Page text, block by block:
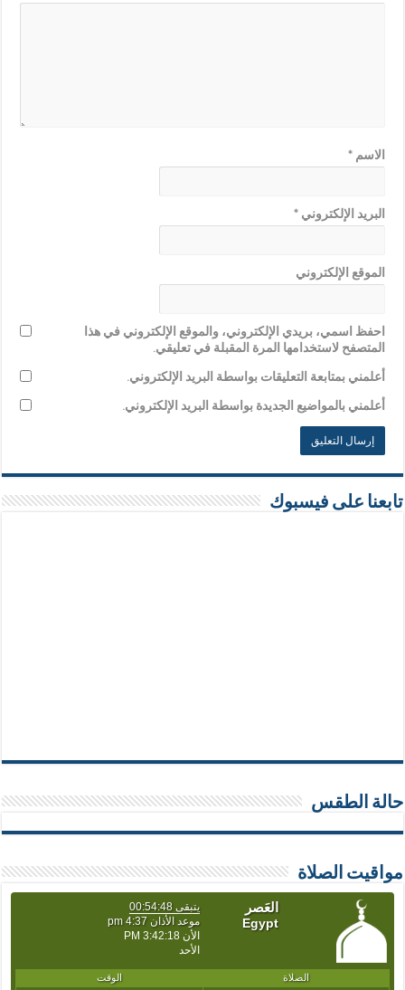
الاسم*
البريد الإلكتروني*
الموقع الإلكتروني
احفظ اسمي، بريدي الإلكتروني، والموقع الإلكتروني في هذا
المتصفح لاستخدامها المرة المقبلة في تعليقي.
أعلمني بمتابعة التعليقات بواسطة البريد الإلكتروني.
أعلمني بالمواضيع الجديدة بواسطة البريد الإلكتروني.
تابعنا على فيسبوك
حالة الطقس
مواقيت الصلاة